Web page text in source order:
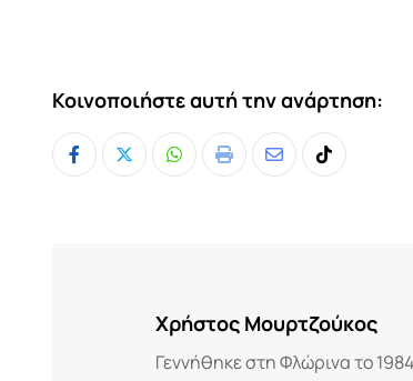
Κοινοποιήστε αυτή την ανάρτηση:
Whatsapp
Print
ShareTiktok
Χρήστος Μουρτζούκος
Γεννήθηκε στη Φλώρινα το